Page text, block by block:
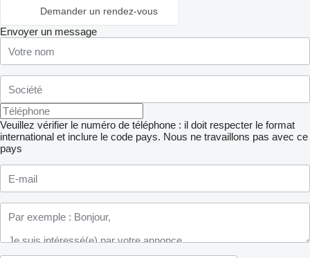
Demander un rendez-vous
Envoyer un message
Veuillez vérifier le numéro de téléphone : il doit respecter le format
international et inclure le code pays. Nous ne travaillons pas avec ce
pays